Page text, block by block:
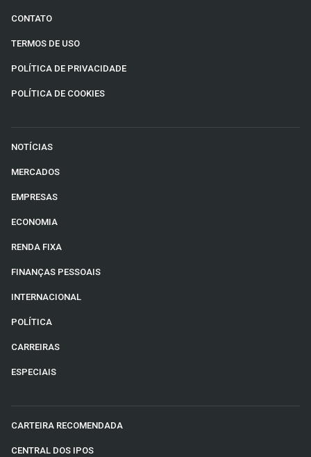
CONTATO
TERMOS DE USO
POLÍTICA DE PRIVACIDADE
POLÍTICA DE COOKIES
NOTÍCIAS
MERCADOS
EMPRESAS
ECONOMIA
RENDA FIXA
FINANÇAS PESSOAIS
INTERNACIONAL
POLÍTICA
CARREIRAS
ESPECIAIS
CARTEIRA RECOMENDADA
CENTRAL DOS IPOS